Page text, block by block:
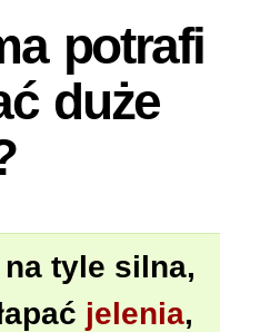
DUŻE
ZWIERZĘ?
potrafi
duże
tyle silna,
jelenia,